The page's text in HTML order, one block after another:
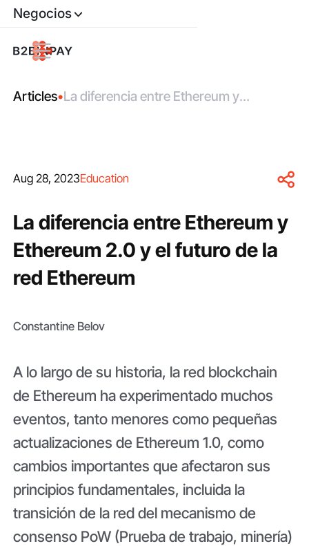
Negocios
Articles•La diferencia entre Ethereum y
Aug 28, 2023Education
La diferencia entre Ethereum y
Ethereum 2.0 y el futuro de la
red Ethereum
Constantine Belov
A lo largo de su historia, la red blockchain
de Ethereum ha experimentado muchos
eventos, tanto menores como pequeñas
actualizaciones de Ethereum 1.0, como
cambios importantes que afectaron sus
principios fundamentales, incluida la
transición de la red del mecanismo de
consenso PoW (Prueba de trabajo, minería)